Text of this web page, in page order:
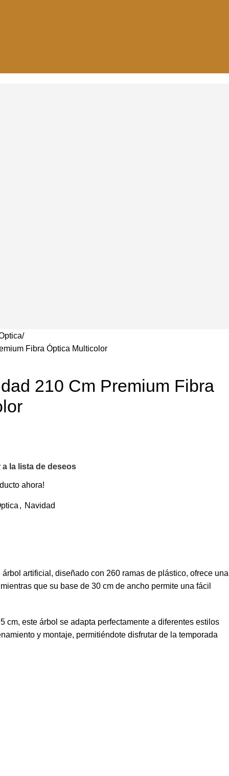
Fibra Óptica Multicolor
210 Cm Premium Fibra
la lista de deseos
ahora!
, Navidad
artificial, diseñado con 260 ramas de plástico, ofrece una
que su base de 30 cm de ancho permite una fácil
este árbol se adapta perfectamente a diferentes estilos
y montaje, permitiéndote disfrutar de la temporada